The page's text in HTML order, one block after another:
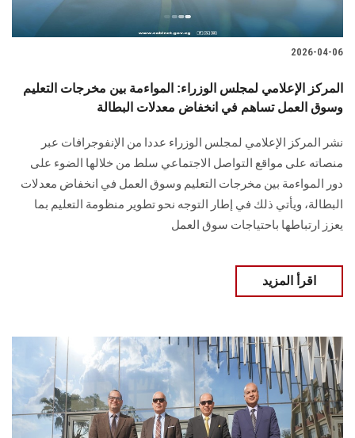
2026-04-06
المركز الإعلامي لمجلس الوزراء: المواءمة بين مخرجات التعليم
وسوق العمل تساهم في انخفاض معدلات البطالة
نشر المركز الإعلامي لمجلس الوزراء عددا من الإنفوجرافات عبر
منصاته على مواقع التواصل الاجتماعي سلط من خلالها الضوء على
دور المواءمة بين مخرجات التعليم وسوق العمل في انخفاض معدلات
البطالة، ويأتي ذلك في إطار التوجه نحو تطوير منظومة التعليم بما
يعزز ارتباطها باحتياجات سوق العمل
اقرأ المزيد